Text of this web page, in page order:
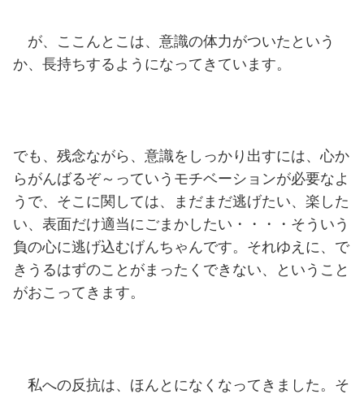
が、ここんとこは、意識の体力がついたという
か、長持ちするようになってきています。
でも、残念ながら、意識をしっかり出すには、心か
らがんばるぞ～っていうモチベーションが必要なよ
うで、そこに関しては、まだまだ逃げたい、楽した
い、表面だけ適当にごまかしたい・・・・そういう
負の心に逃げ込むげんちゃんです。それゆえに、で
きうるはずのことがまったくできない、ということ
がおこってきます。
私への反抗は、ほんとになくなってきました。そ